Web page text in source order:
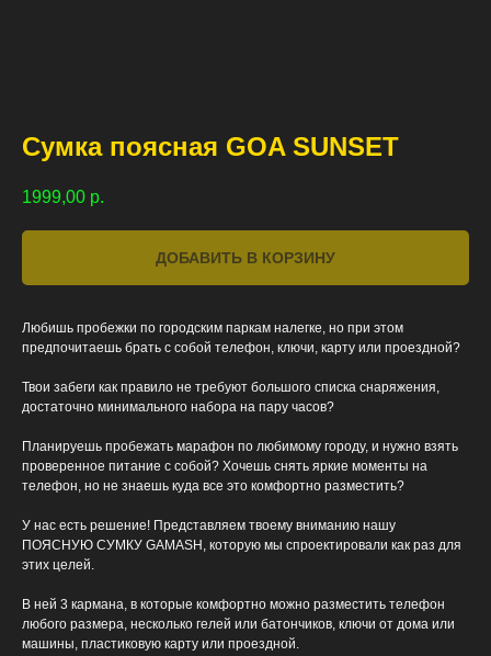
Сумка поясная GOA SUNSET
1999,00 р.
ДОБАВИТЬ В КОРЗИНУ
Любишь пробежки по городским паркам налегке, но при этом
предпочитаешь брать с собой телефон, ключи, карту или проездной?
Твои забеги как правило не требуют большого списка снаряжения,
достаточно минимального набора на пару часов?
Планируешь пробежать марафон по любимому городу, и нужно взять
проверенное питание с собой? Хочешь снять яркие моменты на
телефон, но не знаешь куда все это комфортно разместить?
У нас есть решение! Представляем твоему вниманию нашу
ПОЯСНУЮ СУМКУ GAMASH, которую мы спроектировали как раз для
этих целей.
В ней 3 кармана, в которые комфортно можно разместить телефон
любого размера, несколько гелей или батончиков, ключи от дома или
машины, пластиковую карту или проездной.